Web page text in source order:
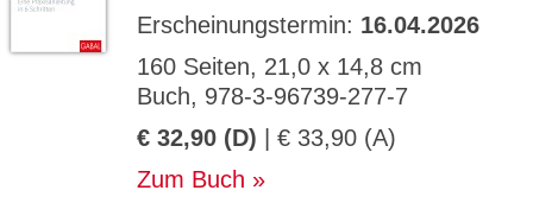
Erscheinungstermin: 16.04.2026
160 Seiten, 21,0 x 14,8 cm
Buch, 978-3-96739-277-7
€ 32,90 (D) | € 33,90 (A)
Zum Buch